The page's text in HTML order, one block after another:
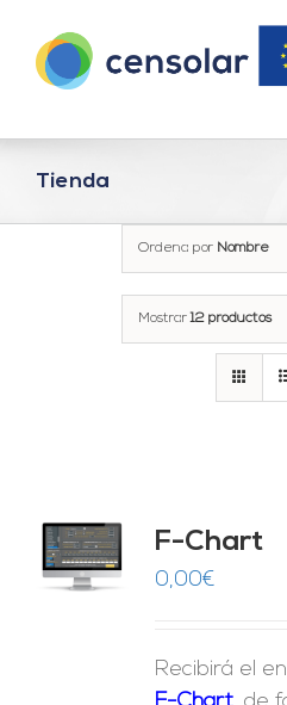
contenido
Tienda
Ordena por Nombre
Mostrar12 productos
F-Chart
0,00€
Recibirá el